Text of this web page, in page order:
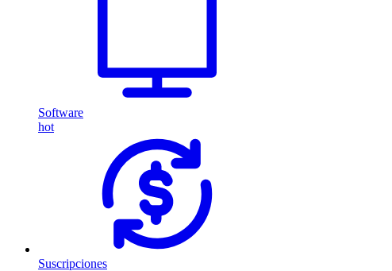
Software
hot
Suscripciones